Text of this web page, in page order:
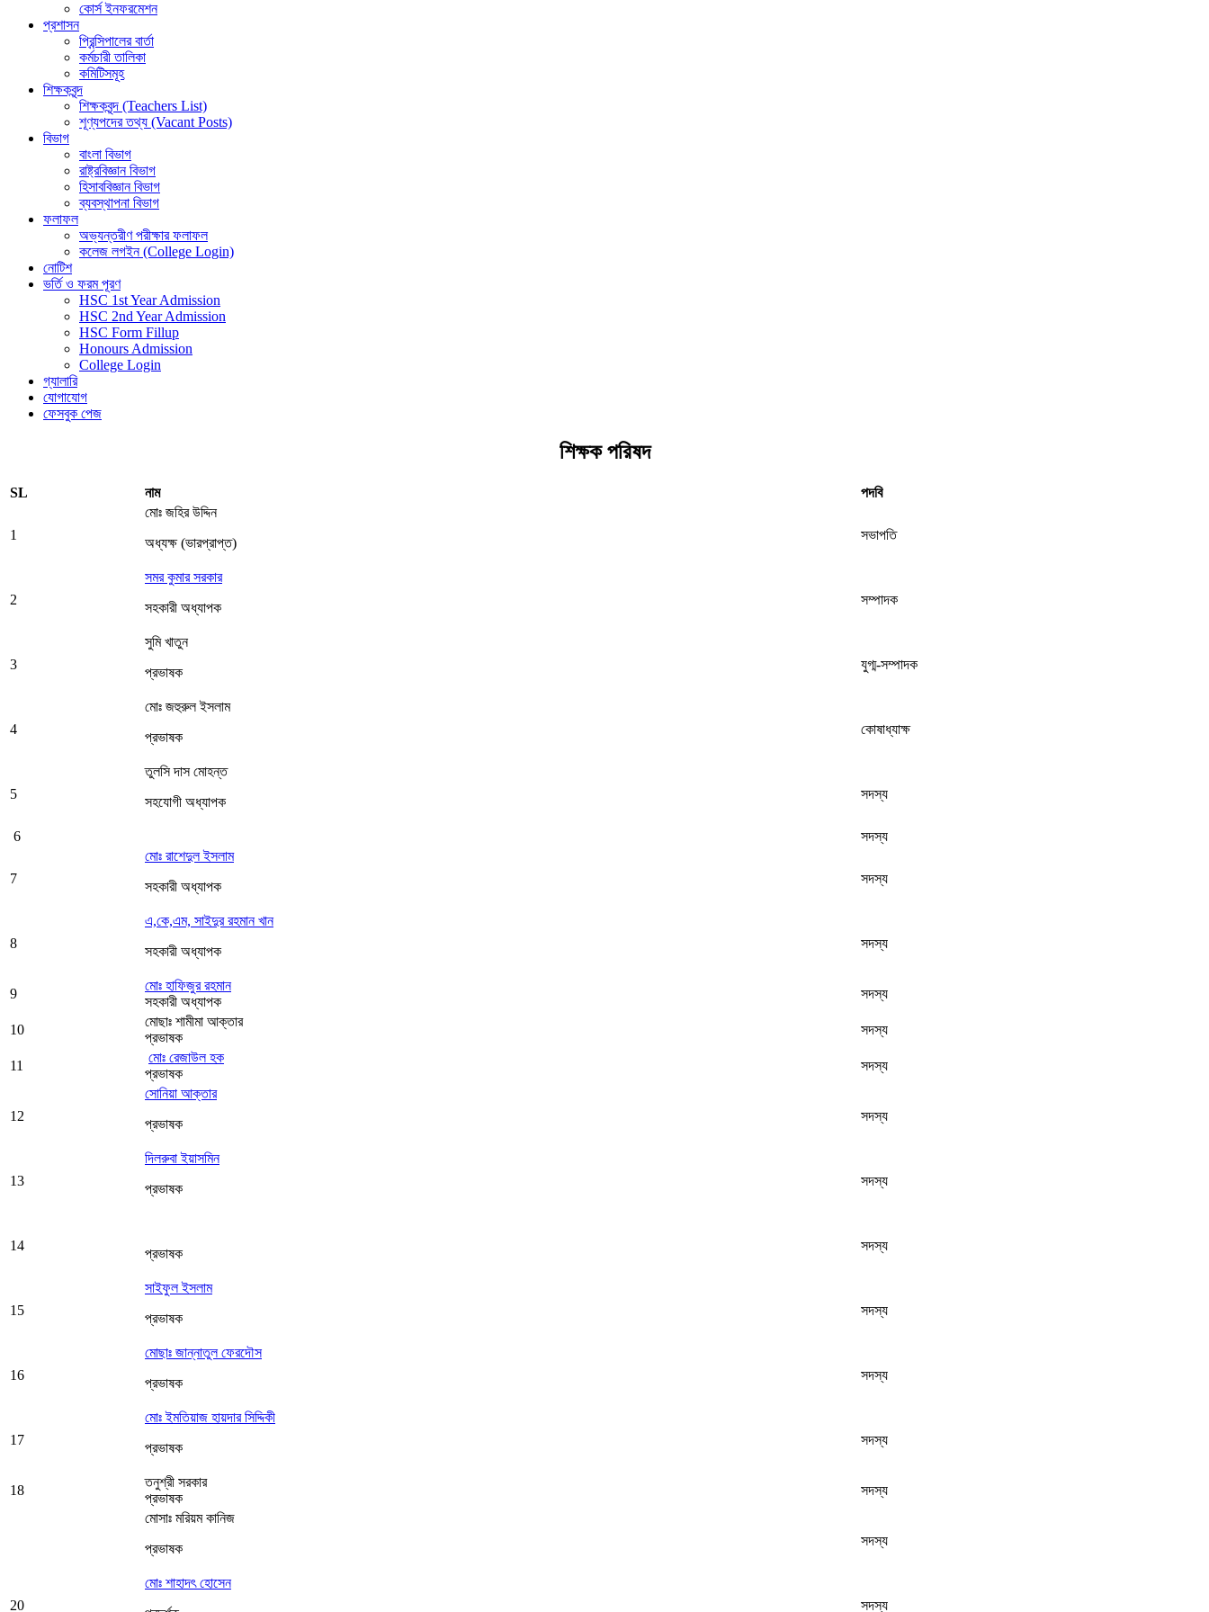
কোর্স ইনফরমেশন
প্রশাসন
প্রিন্সিপালের বার্তা
কর্মচারী তালিকা
কমিটিসমূহ
শিক্ষকবৃন্দ
শিক্ষকবৃন্দ (Teachers List)
শূণ্যপদের তথ্য (Vacant Posts)
বিভাগ
বাংলা বিভাগ
রাষ্ট্রবিজ্ঞান বিভাগ
হিসাববিজ্ঞান বিভাগ
ব্যবস্থাপনা বিভাগ
ফলাফল
অভ্যন্তরীণ পরীক্ষার ফলাফল
কলেজ লগইন (College Login)
নোটিশ
ভর্তি ও ফরম পূরণ
HSC 1st Year Admission
HSC 2nd Year Admission
HSC Form Fillup
Honours Admission
College Login
গ্যালারি
যোগাযোগ
ফেসবুক পেজ
শিক্ষক পরিষদ
SL নাম পদবি
1
মোঃ জহির উদ্দিন
অধ্যক্ষ (ভারপ্রাপ্ত)
সভাপতি
2
সমর কুমার সরকার
সহকারী অধ্যাপক
সম্পাদক
3
সুমি খাতুন
প্রভাষক
যুগ্ম-সম্পাদক
4
মোঃ জহুরুল ইসলাম
প্রভাষক
কোষাধ্যাক্ষ
5
তুলসি দাস মোহন্ত
সহযোগী অধ্যাপক
সদস্য
6 সদস্য
7
মোঃ রাশেদুল ইসলাম
সহকারী অধ্যাপক
সদস্য
8
এ,কে,এম, সাইদুর রহমান খান
সহকারী অধ্যাপক
সদস্য
9
মোঃ হাফিজুর রহমান
সহকারী অধ্যাপক
সদস্য
10
মোছাঃ শামীমা আক্তার
প্রভাষক
সদস্য
11
মোঃ রেজাউল হক
প্রভাষক
সদস্য
12
সোনিয়া আক্তার
প্রভাষক
সদস্য
13
দিলরুবা ইয়াসমিন
প্রভাষক
সদস্য
14
প্রভাষক
সদস্য
15
সাইফুল ইসলাম
প্রভাষক
সদস্য
16
মোছাঃ জান্নাতুল ফেরদৌস
প্রভাষক
সদস্য
17
মোঃ ইমতিয়াজ হায়দার সিদ্দিকী
প্রভাষক
সদস্য
18
তনুশ্রী সরকার
প্রভাষক
সদস্য
মোসাঃ মরিয়ম কানিজ
প্রভাষক
সদস্য
20
মোঃ শাহাদৎ হোসেন
সদস্য